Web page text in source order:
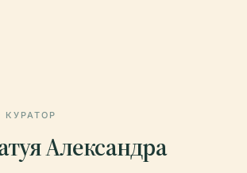
Александра